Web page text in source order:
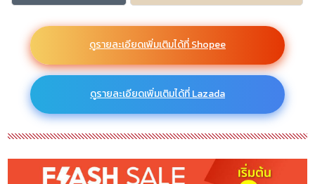
ดูรายละเอียดเพิ่มเติมได้ที่ Shopee
ดูรายละเอียดเพิ่มเติมได้ที่ Lazada